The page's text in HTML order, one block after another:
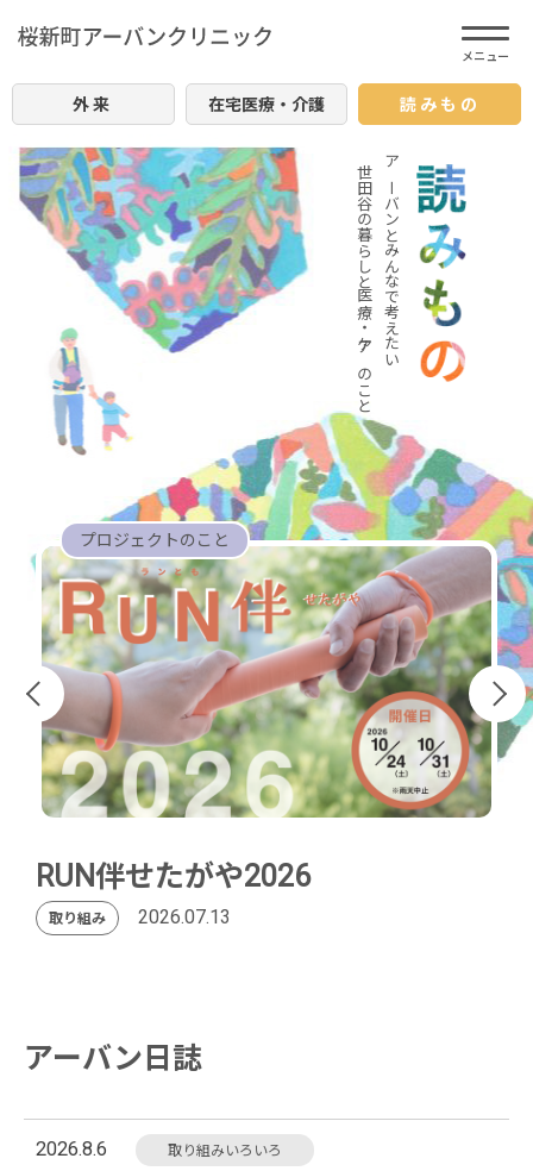
外来 在宅医療・介護 読みもの
アーバンとみんなで考えたい
世田谷の暮らしと医療・ケアのこと
プロジェクトのこと
RUN伴せたがや2026
取り組み 2026.07.13
アーバン日誌
2026.8.6 取り組みいろいろ